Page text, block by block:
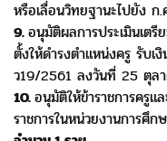
หรือเลื่อนวิทยฐานะไปยัง
9.อนุมัติผลการประเมินเต
ตั้งให้ดำรงตำแหน่งครู รับ
ว19/2561 ลงวันที่ 25 ตุ
10.อนุมัติให้ข้าราชการครู
ราชการในหน่วยงานการศึก